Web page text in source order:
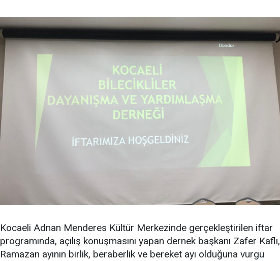
Kocaeli Adnan Menderes Kültür Merkezinde gerçekleştirilen iftar
programında, açılış konuşmasını yapan dernek başkanı Zafer Kaflı,
Ramazan ayının birlik, beraberlik ve bereket ayı olduğuna vurgu